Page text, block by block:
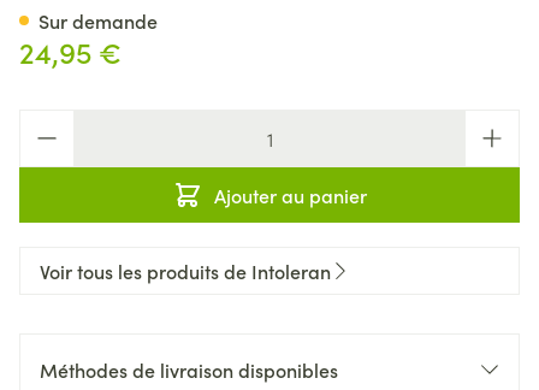
24,95 €
Ajouter au panier
Sur demande
Voir tous les produits de Intoleran
Méthodes de livraison disponibles